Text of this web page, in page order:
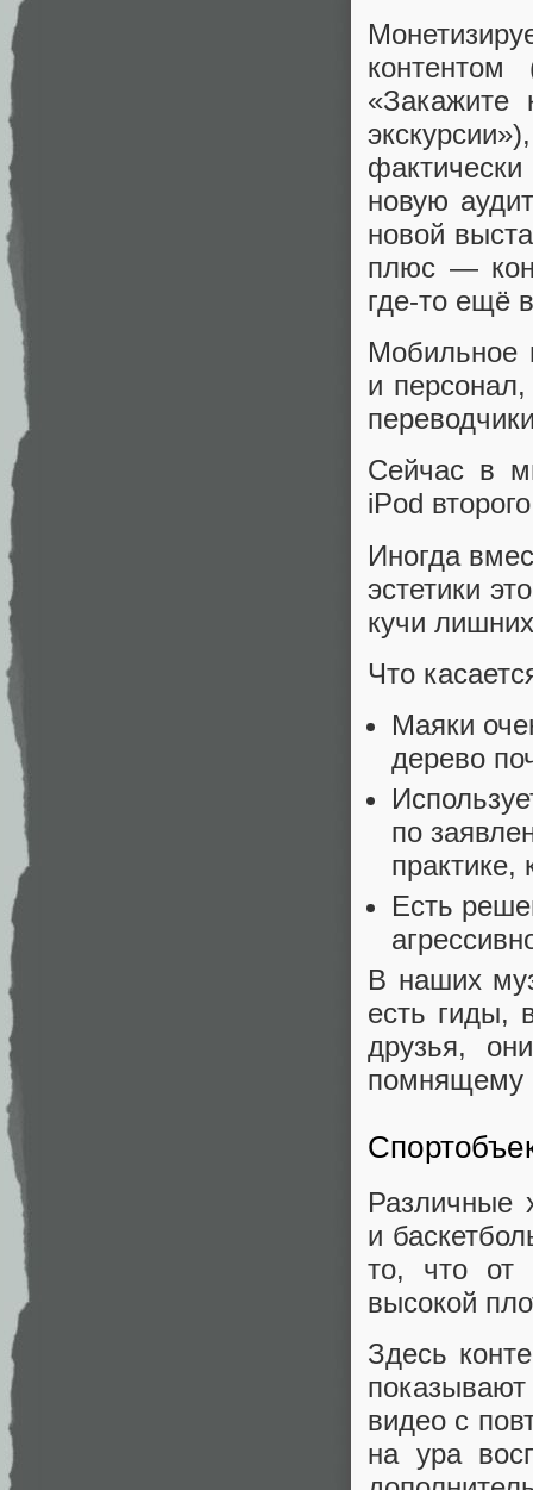
«Закажите
новую
новой
плюс —
где-то ещё
Мобильное
и
Сейчас в
iPod
Иногда
эстетики
кучи
Что
Маяки
дерево
по
практике,
Есть
В наших
есть гиды,
друзья,
помнящему
Различные
и
то, что от
высокой
Здесь
видео с
на ура